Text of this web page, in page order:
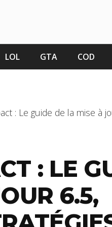
LOL GTA COD
: Le guide de la mise à
: LE
6.5,